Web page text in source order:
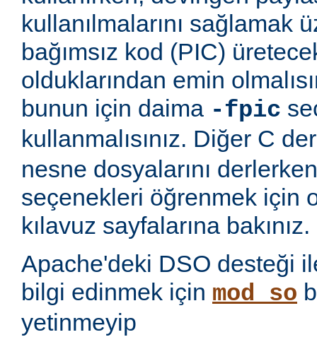
kullanılmalarını sağlamak
bağımsız kod (PIC)
olduklarından emin
bunun için daima -fpic
kullanmalısınız. Diğer C
nesne dosyalarını
seçenekleri öğrenmek için
kılavuz sayfalarına bakınız.
Apache'deki DSO desteği
bilgi edinmek için mod_so
yetinmeyip